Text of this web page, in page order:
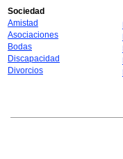
Sociedad
Amistad
Asociaciones
Bodas
Discapacidad
Divorcios